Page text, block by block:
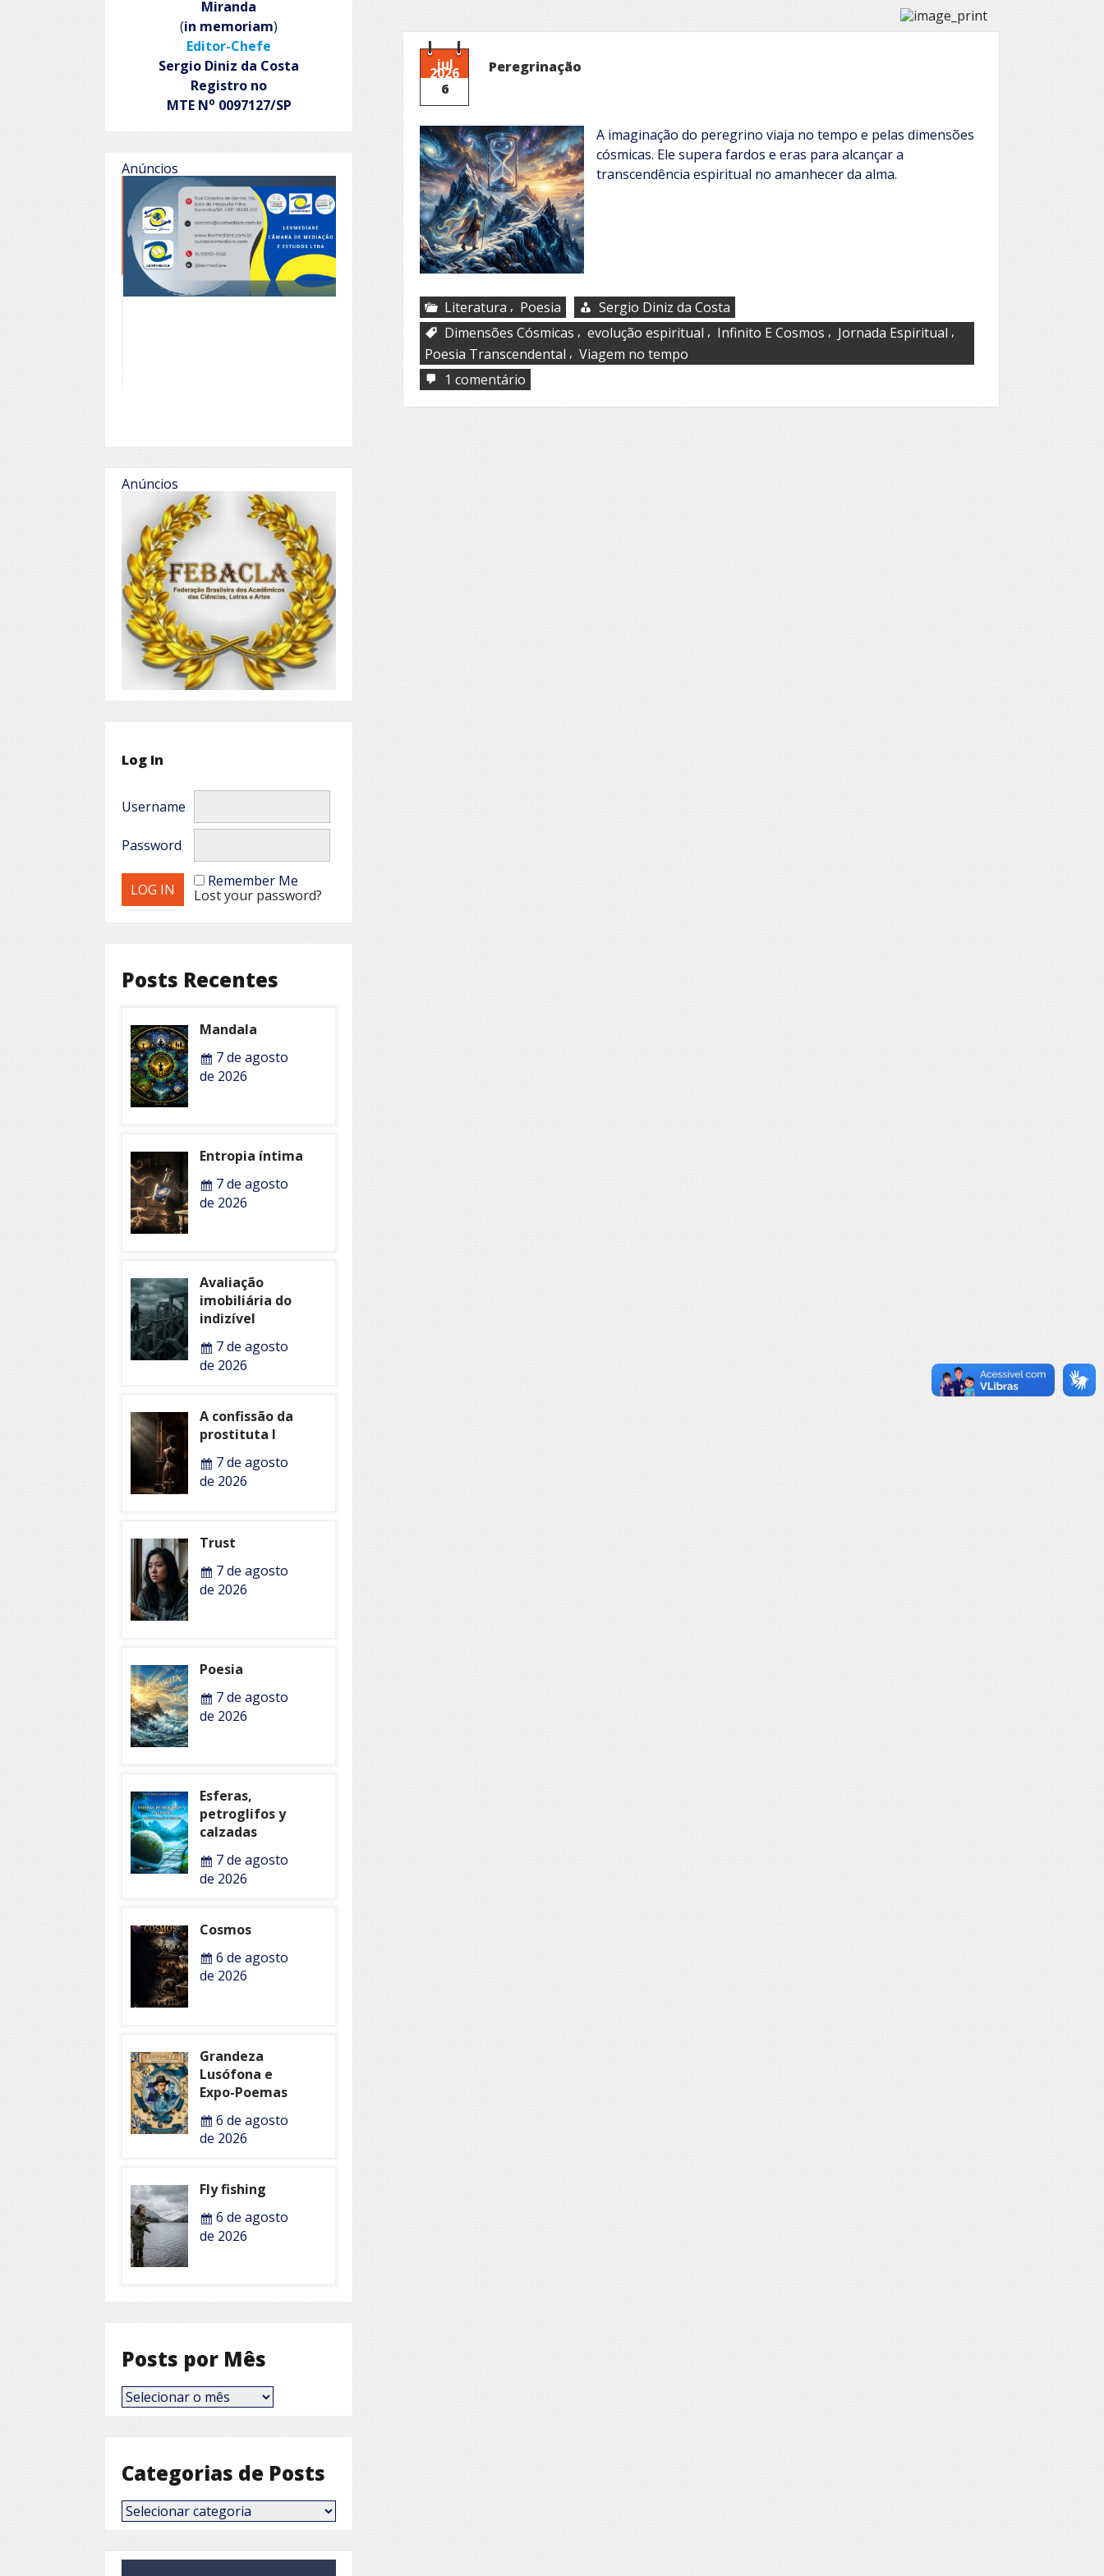
jul
2026
6
Peregrinação
A imaginação do peregrino viaja no tempo e pelas dimensões
cósmicas. Ele supera fardos e eras para alcançar a
transcendência espiritual no amanhecer da alma.
Literatura , Poesia
Sergio Diniz da Costa
Dimensões Cósmicas , evolução espiritual , Infinito E Cosmos , Jornada Espiritual ,
Poesia Transcendental , Viagem no tempo
1 comentário
Peregrinação
Miranda
(in memoriam)
Editor-Chefe
Sergio Diniz da Costa
Registro no
MTE No 0097127/SP
Anúncios
Anúncios
Log In
Username
Password
Remember Me
Lost your password?
Posts Recentes
Mandala
7 de agosto
de 2026
Entropia íntima
7 de agosto
de 2026
Avaliação
imobiliária do
indizível
7 de agosto
de 2026
A confissão da
prostituta I
7 de agosto
de 2026
Trust
7 de agosto
de 2026
Poesia
7 de agosto
de 2026
Esferas,
petroglifos y
calzadas
7 de agosto
de 2026
Cosmos
6 de agosto
de 2026
Grandeza
Lusófona e
Expo-Poemas
6 de agosto
de 2026
Fly fishing
6 de agosto
de 2026
Posts por Mês
Posts
por
Categorias de Posts
Categorias
de